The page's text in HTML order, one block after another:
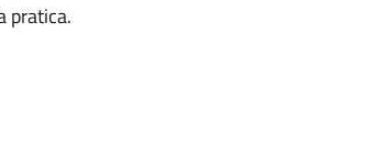
pratica.